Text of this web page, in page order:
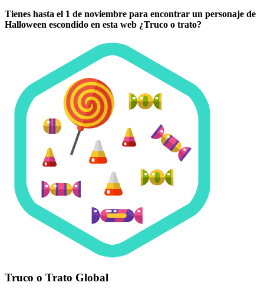
Tienes hasta el 1 de noviembre para encontrar un personaje de
Halloween escondido en esta web ¿Truco o trato?
Truco o Trato Global